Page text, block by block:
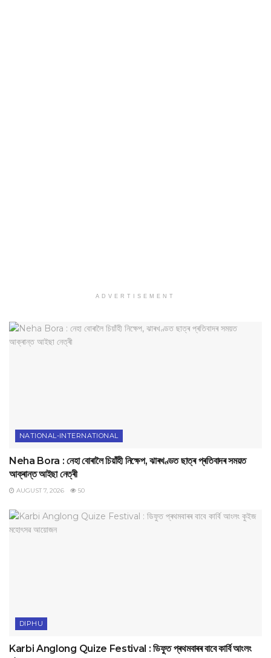
ADVERTISEMENT
NATIONAL-INTERNATIONAL
Neha Bora : নেহা বোৰালৈ চিয়াঁহী নিক্ষেপ, ঝাৰখণ্ডত ছাত্ৰ প্ৰতিবাদৰ সময়ত
আক্ৰান্ত আইছা নেত্ৰী
AUGUST 7, 2026 50
DIPHU
Karbi Anglong Quize Festival : ডিফুত প্ৰথমবাৰৰ বাবে কাৰ্বি আংলং